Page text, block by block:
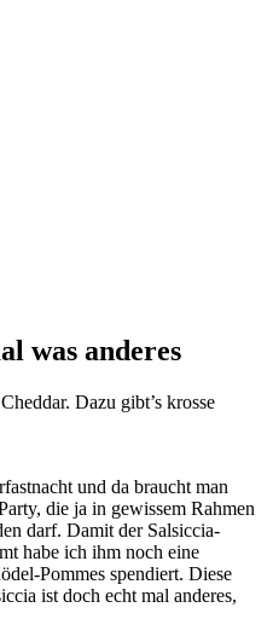
was anderes
Dazu gibt’s krosse
und da braucht man
die ja in gewissem Rahmen
darf. Damit der Salsiccia-
habe ich ihm noch eine
Pommes spendiert. Diese
ist doch echt mal anderes,